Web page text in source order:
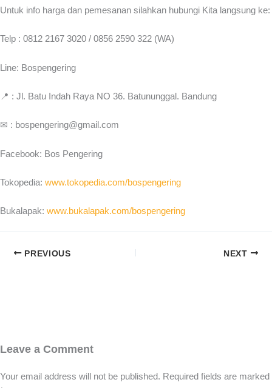
Untuk info harga dan pemesanan silahkan hubungi Kita langsung ke:
Telp : 0812 2167 3020 / 0856 2590 322 (WA)
Line: Bospengering
📍 : Jl. Batu Indah Raya NO 36. Batununggal. Bandung
✉ : bospengering@gmail.com
Facebook: Bos Pengering
Tokopedia: www.tokopedia.com/bospengering
Bukalapak: www.bukalapak.com/bospengering
PREVIOUS NEXT
Leave a Comment
Your email address will not be published. Required fields are marked